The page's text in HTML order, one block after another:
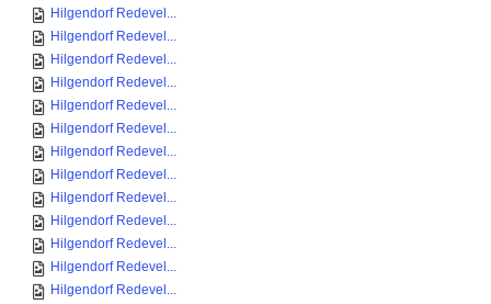
Hilgendorf Redevel...
Hilgendorf Redevel...
Hilgendorf Redevel...
Hilgendorf Redevel...
Hilgendorf Redevel...
Hilgendorf Redevel...
Hilgendorf Redevel...
Hilgendorf Redevel...
Hilgendorf Redevel...
Hilgendorf Redevel...
Hilgendorf Redevel...
Hilgendorf Redevel...
Hilgendorf Redevel...